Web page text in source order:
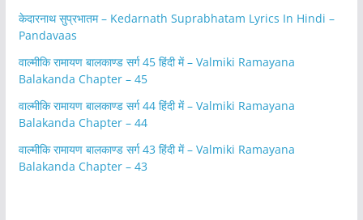
केदारनाथ सुप्रभातम – Kedarnath Suprabhatam Lyrics In Hindi –
Pandavaas
वाल्मीकि रामायण बालकाण्ड सर्ग 45 हिंदी में – Valmiki Ramayana
Balakanda Chapter – 45
वाल्मीकि रामायण बालकाण्ड सर्ग 44 हिंदी में – Valmiki Ramayana
Balakanda Chapter – 44
वाल्मीकि रामायण बालकाण्ड सर्ग 43 हिंदी में – Valmiki Ramayana
Balakanda Chapter – 43